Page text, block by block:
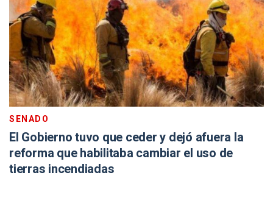
SENADO
El Gobierno tuvo que ceder y dejó afuera la
reforma que habilitaba cambiar el uso de
tierras incendiadas